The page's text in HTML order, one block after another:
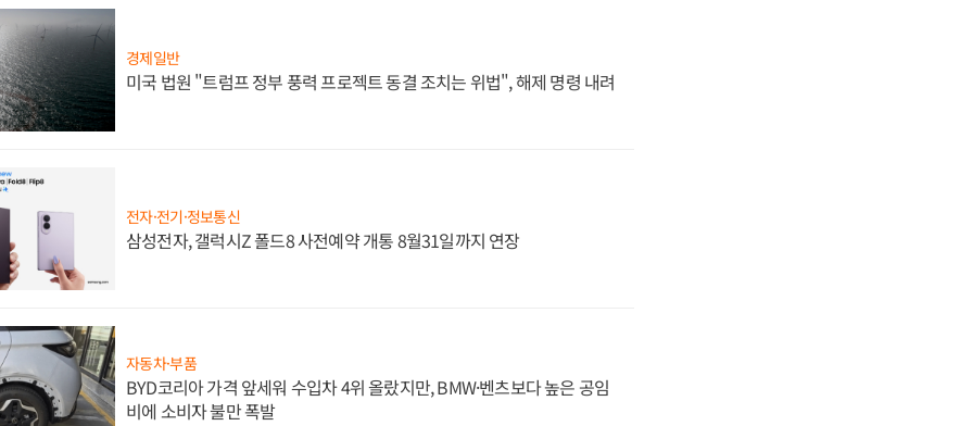
경제일반
미국 법원 "트럼프 정부 풍력 프로젝트 동결 조치는 위법", 해제 명령 내려
전자·전기·정보통신
삼성전자, 갤럭시Z 폴드8 사전예약 개통 8월31일까지 연장
자동차·부품
BYD코리아 가격 앞세워 수입차 4위 올랐지만, BMW·벤츠보다 높은 공임
비에 소비자 불만 폭발